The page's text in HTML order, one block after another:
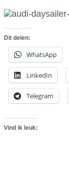
Dit delen:
WhatsApp
LinkedIn
Telegram
Vind ik leuk: